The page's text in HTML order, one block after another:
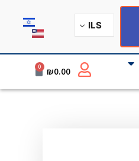
ILS
₪0.00
0